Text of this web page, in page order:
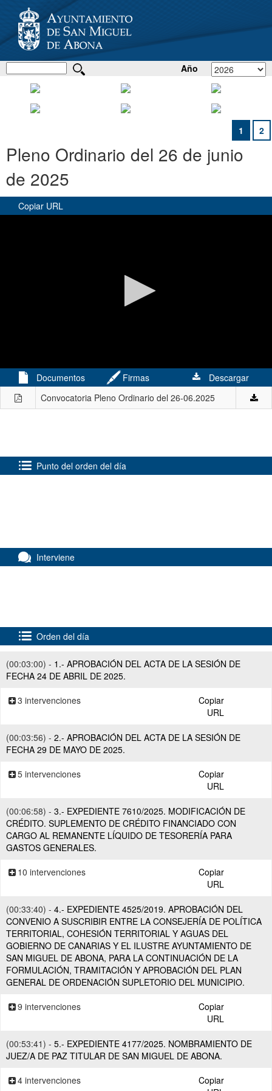
Año
2
1
Pleno Ordinario del 26 de junio
de 2025
Copiar URL
seconds
hour,
Documentos Firmas
Descargar
Convocatoria Pleno Ordinario del 26-06.2025
Punto del orden del día
Interviene
Orden del día
(00:03:00) - 1.- APROBACIÓN DEL ACTA DE LA SESIÓN DE
FECHA 24 DE ABRIL DE 2025.
3 intervenciones
Copiar
URL
(00:03:56) - 2.- APROBACIÓN DEL ACTA DE LA SESIÓN DE
FECHA 29 DE MAYO DE 2025.
5 intervenciones
Copiar
URL
(00:06:58) - 3.- EXPEDIENTE 7610/2025. MODIFICACIÓN DE
CRÉDITO. SUPLEMENTO DE CRÉDITO FINANCIADO CON
CARGO AL REMANENTE LÍQUIDO DE TESORERÍA PARA
GASTOS GENERALES.
10 intervenciones
Copiar
URL
(00:33:40) - 4.- EXPEDIENTE 4525/2019. APROBACIÓN DEL
CONVENIO A SUSCRIBIR ENTRE LA CONSEJERÍA DE POLÍTICA
TERRITORIAL, COHESIÓN TERRITORIAL Y AGUAS DEL
GOBIERNO DE CANARIAS Y EL ILUSTRE AYUNTAMIENTO DE
SAN MIGUEL DE ABONA, PARA LA CONTINUACIÓN DE LA
FORMULACIÓN, TRAMITACIÓN Y APROBACIÓN DEL PLAN
GENERAL DE ORDENACIÓN SUPLETORIO DEL MUNICIPIO.
9 intervenciones
Copiar
URL
(00:53:41) - 5.- EXPEDIENTE 4177/2025. NOMBRAMIENTO DE
JUEZ/A DE PAZ TITULAR DE SAN MIGUEL DE ABONA.
4 intervenciones
Copiar